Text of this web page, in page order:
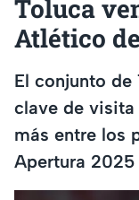
Toluca
Atlético
El conjunto de
clave de visita
más entre los
Apertura 2025